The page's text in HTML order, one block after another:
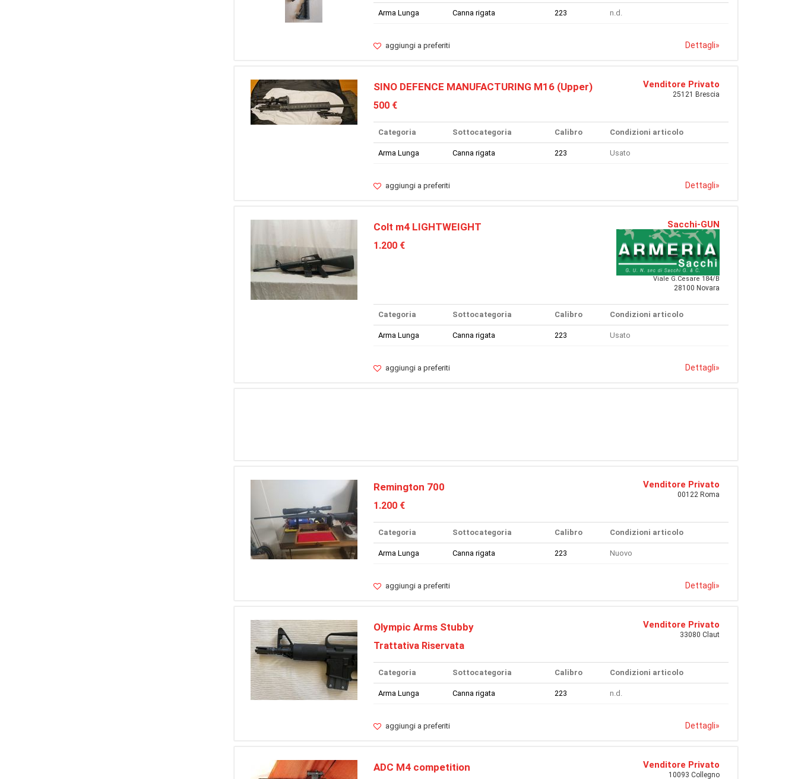
Arma Lunga Canna rigata 223 n.d.
aggiungi a preferiti Dettagli»
SINO DEFENCE MANUFACTURING M16 (Upper)
500 €
Venditore Privato
25121 Brescia
Categoria Sottocategoria Calibro Condizioni articolo
Arma Lunga Canna rigata 223 Usato
aggiungi a preferiti Dettagli»
Colt m4 LIGHTWEIGHT
1.200 €
Sacchi-GUN
Viale G.Cesare 184/B
28100 Novara
Categoria Sottocategoria Calibro Condizioni articolo
Arma Lunga Canna rigata 223 Usato
aggiungi a preferiti Dettagli»
Remington 700
1.200 €
Venditore Privato
00122 Roma
Categoria Sottocategoria Calibro Condizioni articolo
Arma Lunga Canna rigata 223 Nuovo
aggiungi a preferiti Dettagli»
Olympic Arms Stubby
Trattativa Riservata
Venditore Privato
33080 Claut
Categoria Sottocategoria Calibro Condizioni articolo
Arma Lunga Canna rigata 223 n.d.
aggiungi a preferiti Dettagli»
ADC M4 competition Venditore Privato
10093 Collegno